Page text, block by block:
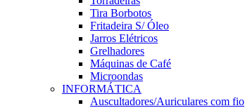
Tira Borbotos
Fritadeira S/ Óleo
Jarros Elétricos
Grelhadores
Máquinas de Café
Microondas
INFORMÁTICA
Auscultadores/Auriculares com fio